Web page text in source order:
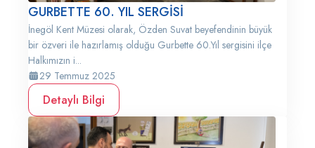
GURBETTE 60. YIL SERGİSİ
İnegöl Kent Müzesi olarak, Özden Suvat beyefendinin büyük
bir özveri ile hazırlamış olduğu Gurbette 60.Yıl sergisini ilçe
Halkımızın i...
29 Temmuz 2025
Detaylı Bilgi